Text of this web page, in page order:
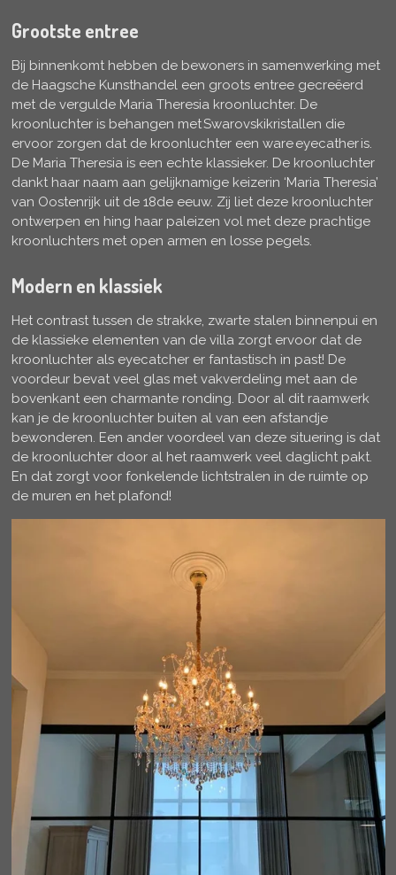
Grootste entree
Bij binnenkomt hebben de bewoners in samenwerking met
de Haagsche Kunsthandel een groots entree gecreëerd
met de vergulde Maria Theresia kroonluchter. De
kroonluchter is behangen met Swarovskikristallen die
ervoor zorgen dat de kroonluchter een ware eyecather is.
De Maria Theresia is een echte klassieker. De kroonluchter
dankt haar naam aan gelijknamige keizerin ‘Maria Theresia’
van Oostenrijk uit de 18de eeuw. Zij liet deze kroonluchter
ontwerpen en hing haar paleizen vol met deze prachtige
kroonluchters met open armen en losse pegels.
Modern en klassiek
Het contrast tussen de strakke, zwarte stalen binnenpui en
de klassieke elementen van de villa zorgt ervoor dat de
kroonluchter als eyecatcher er fantastisch in past! De
voordeur bevat veel glas met vakverdeling met aan de
bovenkant een charmante ronding. Door al dit raamwerk
kan je de kroonluchter buiten al van een afstandje
bewonderen. Een ander voordeel van deze situering is dat
de kroonluchter door al het raamwerk veel daglicht pakt.
En dat zorgt voor fonkelende lichtstralen in de ruimte op
de muren en het plafond!